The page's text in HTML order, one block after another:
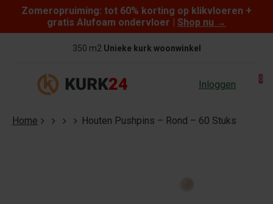
Skip to content
Zomeropruiming: tot 60% korting op klikvloeren +
gratis Alufoam ondervloer | Shop nu →
350 m2 Unieke kurk woonwinkel
Inloggen 0
Home Houten Pushpins – Rond – 60 Stuks